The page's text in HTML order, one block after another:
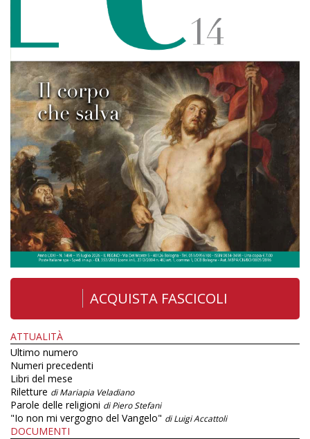
ACQUISTA FASCICOLI
ATTUALITÀ
Ultimo numero
Numeri precedenti
Libri del mese
Riletture di Mariapia Veladiano
Parole delle religioni di Piero Stefani
"Io non mi vergogno del Vangelo" di Luigi Accattoli
DOCUMENTI